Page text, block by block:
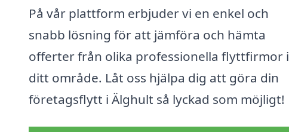
På vår plattform erbjuder vi en enkel och
snabb lösning för att jämföra och hämta
offerter från olika professionella flyttfirmor i
ditt område. Låt oss hjälpa dig att göra din
företagsflytt i Älghult så lyckad som möjligt!